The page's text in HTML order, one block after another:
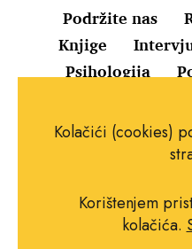
Podržite nas
Knjige
Psihologija
Uvjeti korištenja
Kolačići (cookies)
Korištenjem
kolačića.